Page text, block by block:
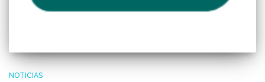
NOTICIAS